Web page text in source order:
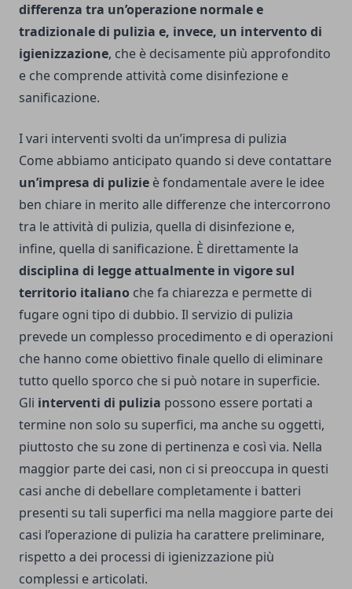
differenza tra un’operazione normale e
tradizionale di pulizia e, invece, un intervento di
igienizzazione, che è decisamente più approfondito
e che comprende attività come disinfezione e
sanificazione.
I vari interventi svolti da un’impresa di pulizia
Come abbiamo anticipato quando si deve contattare
un’impresa di pulizie è fondamentale avere le idee
ben chiare in merito alle differenze che intercorrono
tra le attività di pulizia, quella di disinfezione e,
infine, quella di sanificazione. È direttamente la
disciplina di legge attualmente in vigore sul
territorio italiano che fa chiarezza e permette di
fugare ogni tipo di dubbio. Il servizio di pulizia
prevede un complesso procedimento e di operazioni
che hanno come obiettivo finale quello di eliminare
tutto quello sporco che si può notare in superficie.
Gli interventi di pulizia possono essere portati a
termine non solo su superfici, ma anche su oggetti,
piuttosto che su zone di pertinenza e così via. Nella
maggior parte dei casi, non ci si preoccupa in questi
casi anche di debellare completamente i batteri
presenti su tali superfici ma nella maggiore parte dei
casi l’operazione di pulizia ha carattere preliminare,
rispetto a dei processi di igienizzazione più
complessi e articolati.